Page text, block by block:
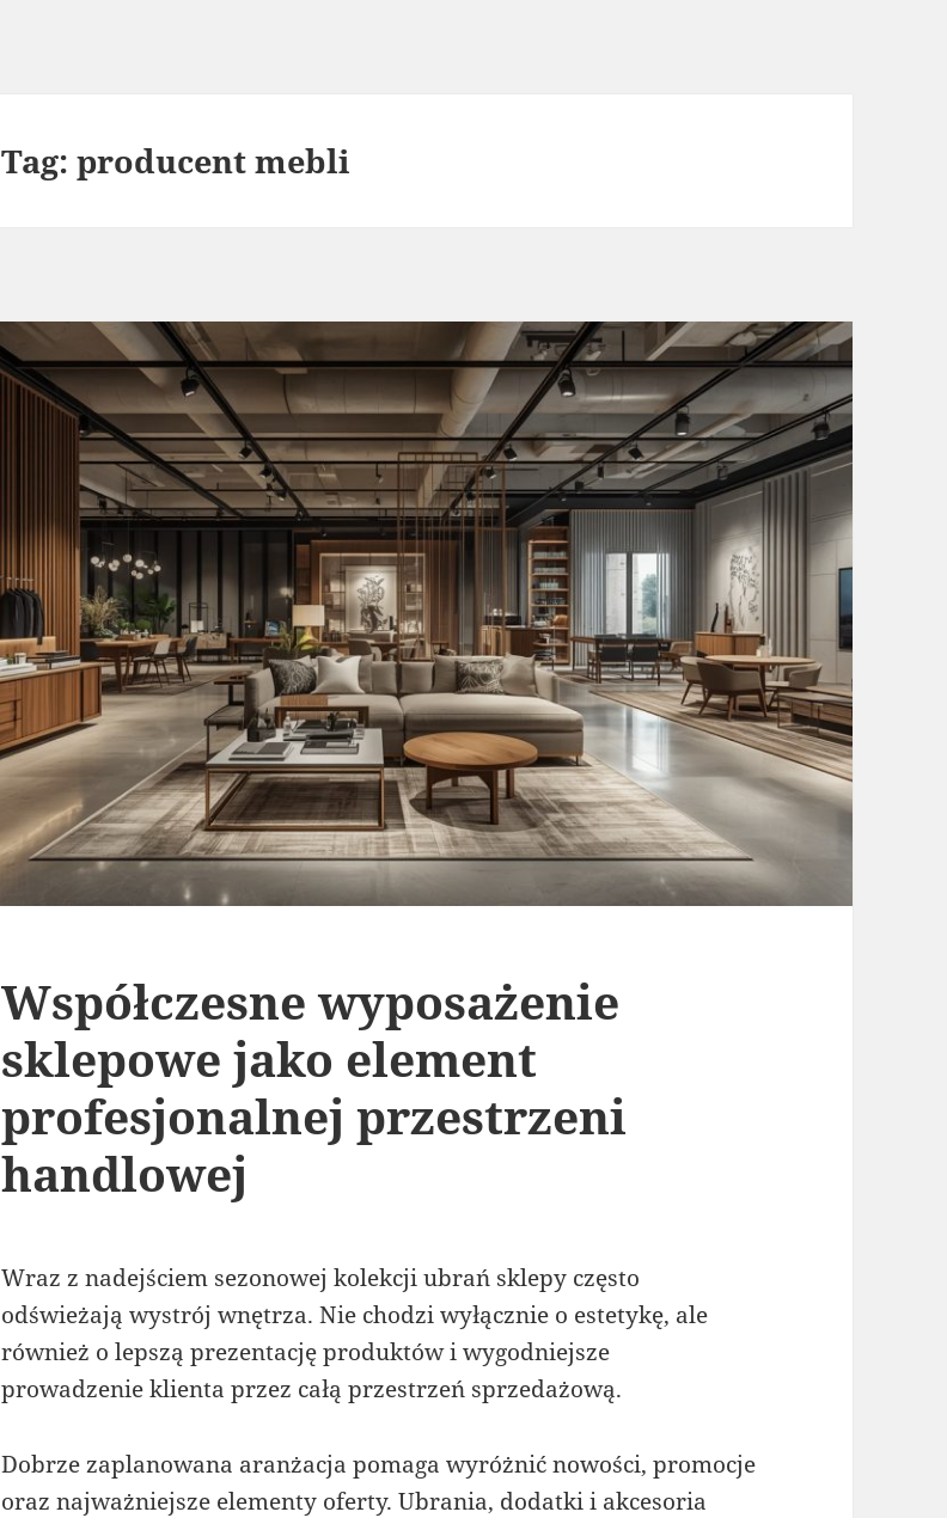
Tag:producent mebli
Współczesne wyposażenie
sklepowe jako element
profesjonalnej przestrzeni
handlowej
Wraz z nadejściem sezonowej kolekcji ubrań sklepy często
odświeżają wystrój wnętrza. Nie chodzi wyłącznie o estetykę, ale
również o lepszą prezentację produktów i wygodniejsze
prowadzenie klienta przez całą przestrzeń sprzedażową.
Dobrze zaplanowana aranżacja pomaga wyróżnić nowości, promocje
oraz najważniejsze elementy oferty. Ubrania, dodatki i akcesoria